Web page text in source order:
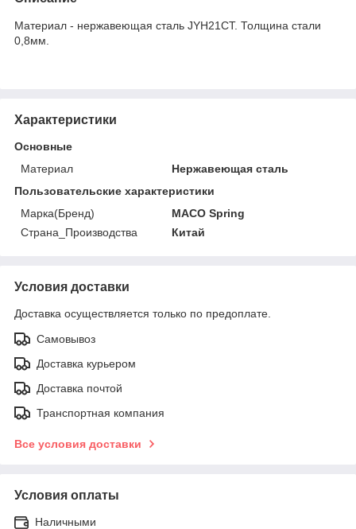
Материал - нержавеющая сталь JYH21CT. Толщина стали
0,8мм.
Характеристики
Основные
Материал
Нержавеющая сталь
Пользовательские характеристики
Марка(Бренд)
MACO Spring
Страна_Производства
Китай
Условия доставки
Доставка осуществляется только по предоплате.
Самовывоз
Доставка курьером
Доставка почтой
Транспортная компания
Все условия доставки
Условия оплаты
Наличными